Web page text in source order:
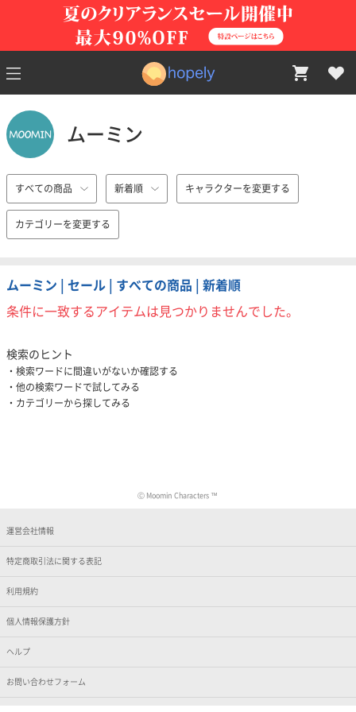
ムーミン
すべての商品 新着順 キャラクターを変更する
カテゴリーを変更する
ムーミン | セール | すべての商品 | 新着順
条件に一致するアイテムは見つかりませんでした。
検索のヒント
検索ワードに間違いがないか確認する
他の検索ワードで試してみる
カテゴリーから探してみる
Ⓒ Moomin Characters ™
運営会社情報
特定商取引法に関する表記
利用規約
個人情報保護方針
ヘルプ
お問い合わせフォーム